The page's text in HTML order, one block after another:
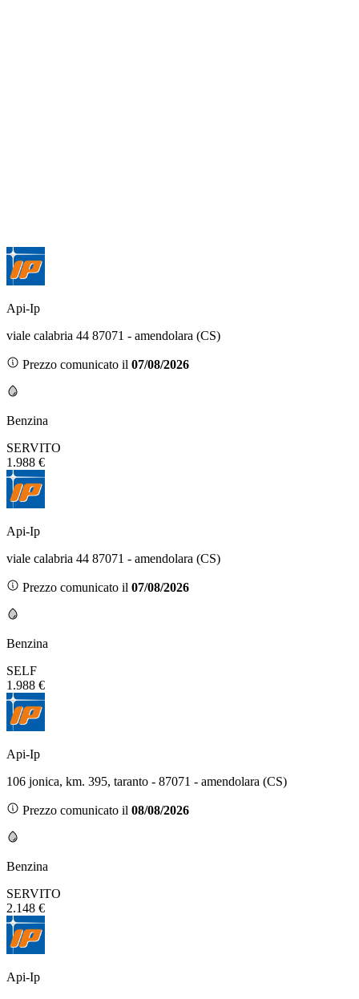
Api-Ip
viale calabria 44 87071 - amendolara (CS)
Prezzo comunicato il 07/08/2026
Benzina
SERVITO
1.988 €
Api-Ip
viale calabria 44 87071 - amendolara (CS)
Prezzo comunicato il 07/08/2026
Benzina
SELF
1.988 €
Api-Ip
106 jonica, km. 395, taranto - 87071 - amendolara (CS)
Prezzo comunicato il 08/08/2026
Benzina
SERVITO
2.148 €
Api-Ip